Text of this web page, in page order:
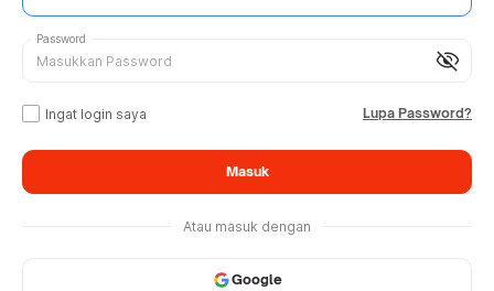
visibility_off
Password
Ingat login saya Lupa Password?
Masuk
Atau masuk dengan
Google